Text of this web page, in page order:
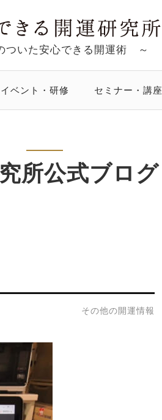
ついた安心できる開運術 ～
イベント・研修 セミナー・講座
所公式ブログ
その他の開運情報